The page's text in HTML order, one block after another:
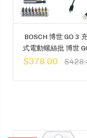
BOSCH 博世 GO 3
式電動螺絲批 博世
$378.00